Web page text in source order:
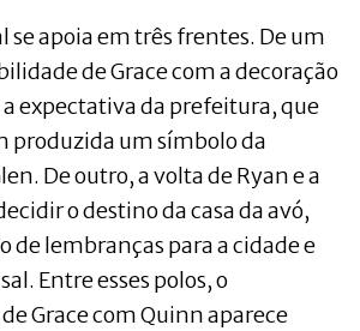
se apoia em três frentes. De um
de Grace com a decoração
expectativa da prefeitura, que
produzida um símbolo da
De outro, a volta de Ryan e a
o destino da casa da avó,
de lembranças para a cidade e
Entre esses polos, o
Grace com Quinn aparece